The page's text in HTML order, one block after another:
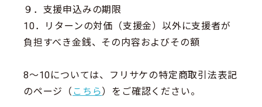
９．支援申込みの期限
10．リターンの対価（支援金）以外に支援者が
負担すべき金銭、その内容およびその額
8～10については、フリサケの特定商取引法表記
のページ（ こちら ）をご確認ください。